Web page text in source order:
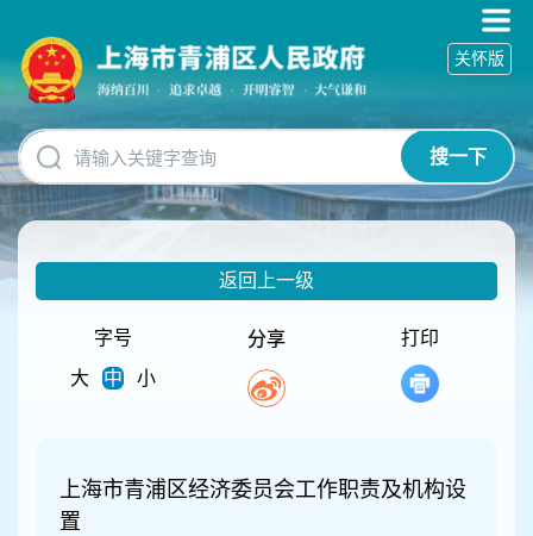
碍
操
明
跳
转
到
网
搜一下
关怀版
返回上一级
字号
大
中 小
分享 打印
上海市青浦区经济委员会工作职责及机构设
置